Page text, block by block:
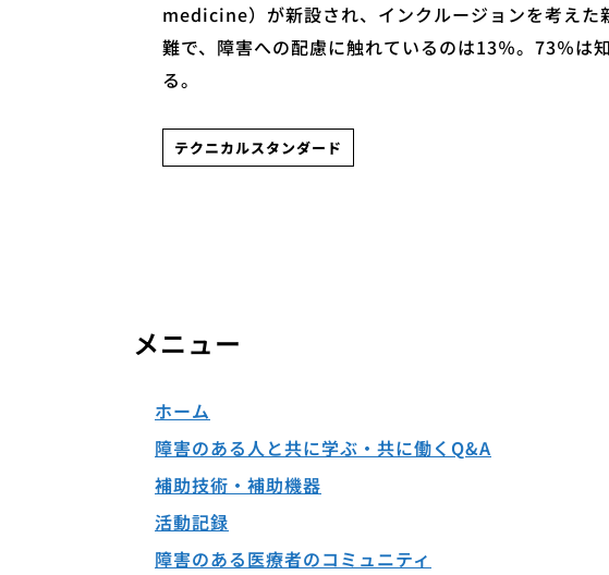
medicine）が新設され、インクルージョンを考えた
難で、障害への配慮に触れているのは13％。73％は
る。
テクニカルスタンダード
メニュー
ホーム
障害のある人と共に学ぶ・共に働くQ&A
補助技術・補助機器
活動記録
障害のある医療者のコミュニティ